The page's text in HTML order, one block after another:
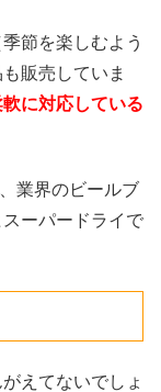
節を楽しむよう
販売していま
に対応している
業界のビールブ
ーパードライで
えてないでしょ